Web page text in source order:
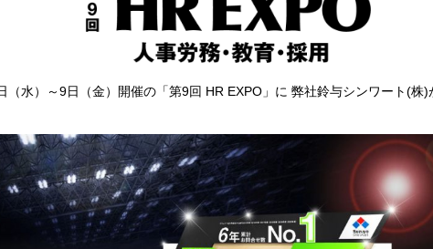
（水）～9日（金）開催の「第9回 HR EXPO」に 弊社鈴与シンワート(株)